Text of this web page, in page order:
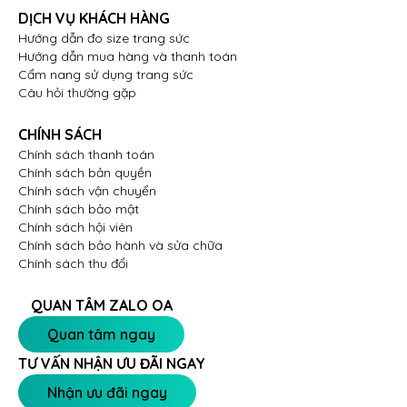
Đừng ngần ngại để chiếc nhẫn nữ Kim cương Vàng
trắng 14K VCR NN-0659 giúp bạn tỏa sáng với nét
đẹp tinh xảo hơn, đẳng cấp hơn trong mọi khoảnh
khắc đặc biệt. Sở hữu ngay hôm nay tại Vĩnh Cara để
của riêng bạn.
DỊCH VỤ KHÁCH HÀNG
Hướng dẫn đo size trang sức
Hướng dẫn mua hàng và thanh toán
Cẩm nang sử dụng trang sức
Câu hỏi thường gặp
CHÍNH SÁCH
Chính sách thanh toán
Chính sách bản quyền
Chính sách vận chuyển
Chính sách bảo mật
Chính sách hội viên
Chính sách bảo hành và sửa chữa
Chính sách thu đổi
QUAN TÂM ZALO OA
Quan tâm ngay
TƯ VẤN NHẬN ƯU ĐÃI NGAY
Nhận ưu đãi ngay